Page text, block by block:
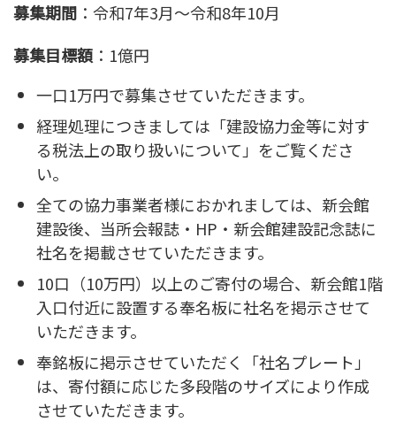
募集期間 ：令和7年3月～令和8年10月
募集目標額 ：1億円
一口1万円で募集させていただきます。
経理処理につきましては「建設協力金等に対す
る税法上の取り扱いについて」をご覧くださ
い。
全ての協力事業者様におかれましては、新会館
建設後、当所会報誌・HP・新会館建設記念誌に
社名を掲載させていただきます。
10口（10万円）以上のご寄付の場合、新会館1階
入口付近に設置する奉名板に社名を掲示させて
いただきます。
奉銘板に掲示させていただく「社名プレート」
は、寄付額に応じた多段階のサイズにより作成
させていただきます。